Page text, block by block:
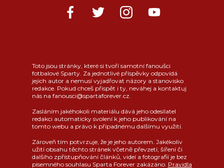
Toto jsou stránky, které si tvoří samotní fanoušci
fotbalové Sparty. Za jednotlivé příspěvky odpovídá
jejich autor a nemusí vyjadřovat názory a stanovisko
redakce. Pokud chceš přispět i ty, neváhej a kontaktuj
nás na fanousci@spartaforever.cz.
Zasláním jakéhokoli materiálu dává jeho odesílatel
redakci automaticky svolení k jeho publikování na
tomto webu a právo k případnému dalšímu využití.
Zároveň tím potvrzuje, že je jeho autorem. Jakékoliv
užití obsahu těchto stránek včetně převzetí, šíření či
dalšího zpřístupňování článků, videí a fotografií je bez
písemného souhlasu Sparta Forever zakázáno. Pravidla